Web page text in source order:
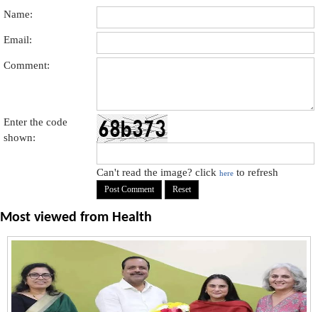
Name:
Email:
Comment:
Enter the code
shown:
Can't read the image? clickhere to refresh
Most viewed from Health